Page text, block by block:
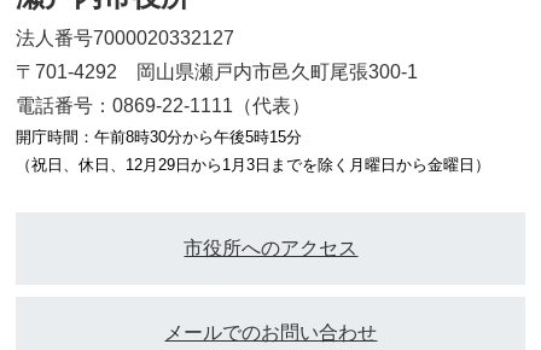
法人番号7000020332127
〒701-4292 岡山県瀬戸内市邑久町尾張300-1
電話番号：0869-22-1111（代表）
開庁時間：午前8時30分から午後5時15分
（祝日、休日、12月29日から1月3日までを除く月曜日から金曜日）
市役所へのアクセス
メールでのお問い合わせ